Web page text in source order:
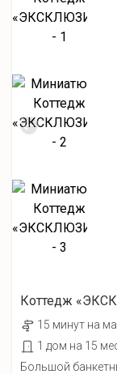
Коттедж
15 минут на
1 дом на 15
Большой